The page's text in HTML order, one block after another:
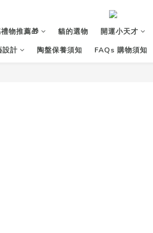
物推薦🎁
貓的選物 開運小天才
計
陶盤保養須知 FAQs 購物須知